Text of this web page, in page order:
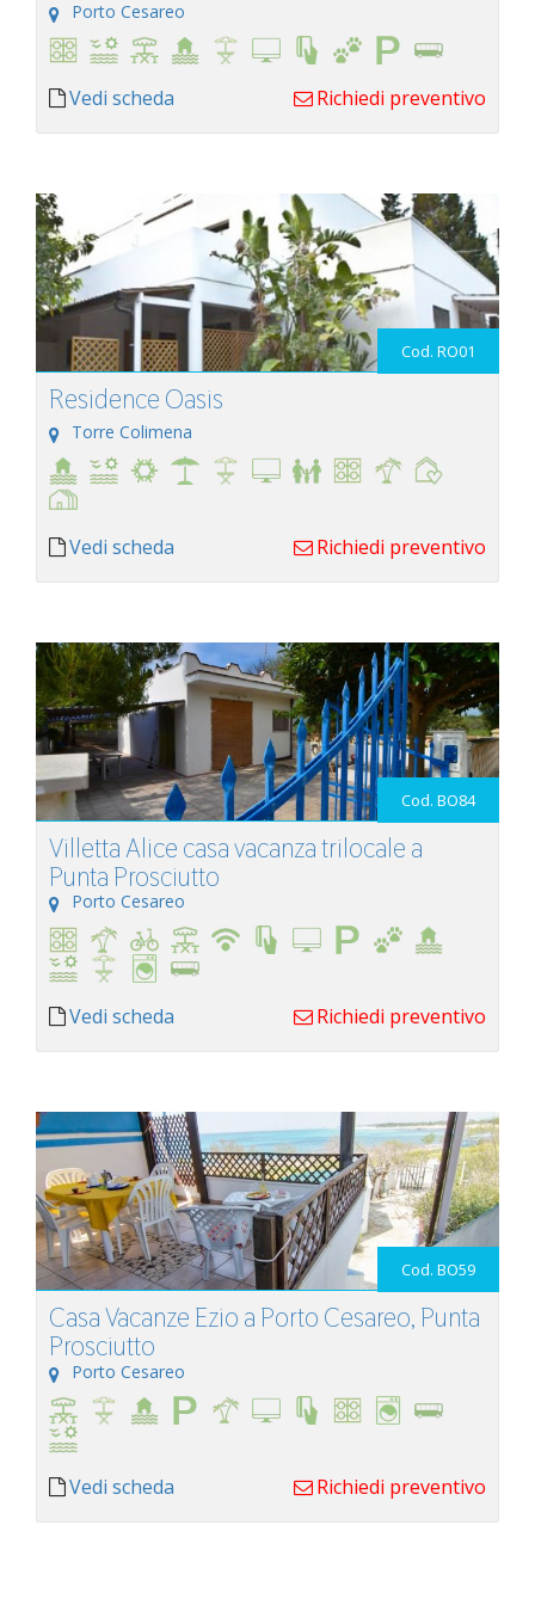
Porto Cesareo
Vedi scheda Richiedi preventivo
Cod. RO01
Residence Oasis
Torre Colimena
Vedi scheda Richiedi preventivo
Cod. BO84
Villetta Alice casa vacanza trilocale a
Punta Prosciutto
Porto Cesareo
Vedi scheda Richiedi preventivo
Cod. BO59
Casa Vacanze Ezio a Porto Cesareo, Punta
Prosciutto
Porto Cesareo
Vedi scheda Richiedi preventivo